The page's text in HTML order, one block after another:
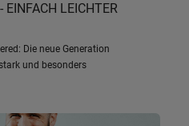
EINFACH LEICHTER
Die neue Generation
und besonders